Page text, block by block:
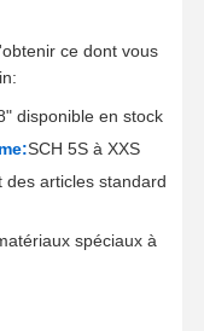
ce dont vous
disponible en stock
SCH 5S à XXS
des articles standard
spéciaux à